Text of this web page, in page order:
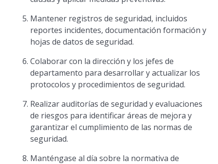
Mantener registros de seguridad, incluidos
reportes incidentes, documentación formación y
hojas de datos de seguridad.
Colaborar con la dirección y los jefes de
departamento para desarrollar y actualizar los
protocolos y procedimientos de seguridad.
Realizar auditorías de seguridad y evaluaciones
de riesgos para identificar áreas de mejora y
garantizar el cumplimiento de las normas de
seguridad.
Manténgase al día sobre la normativa de